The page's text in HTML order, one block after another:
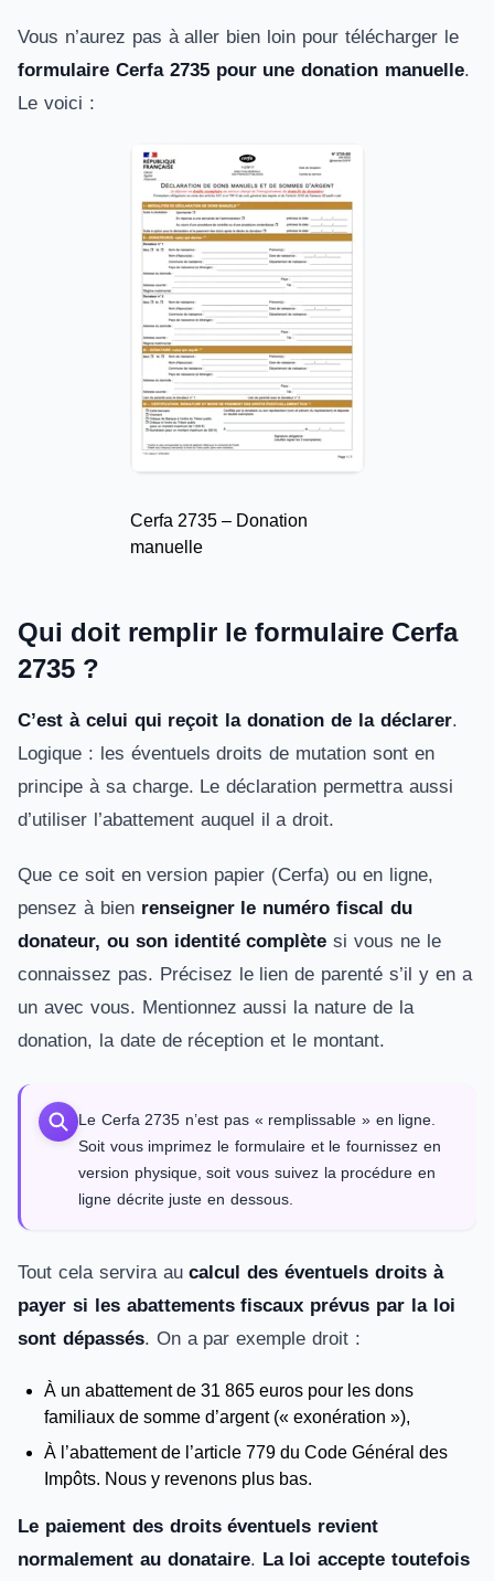
Vous n’aurez pas à aller bien loin pour télécharger le
formulaire Cerfa 2735 pour une donation manuelle.
Le voici :
Cerfa 2735 – Donation
manuelle
Qui doit remplir le formulaire Cerfa
2735 ?
C’est à celui qui reçoit la donation de la déclarer.
Logique : les éventuels droits de mutation sont en
principe à sa charge. Le déclaration permettra aussi
d’utiliser l’abattement auquel il a droit.
Que ce soit en version papier (Cerfa) ou en ligne,
pensez à bien renseigner le numéro fiscal du
donateur, ou son identité complètesi vous ne le
connaissez pas. Précisez le lien de parenté s’il y en a
un avec vous. Mentionnez aussi la nature de la
donation, la date de réception et le montant.
Le Cerfa 2735 n’est pas « remplissable » en ligne.
Soit vous imprimez le formulaire et le fournissez en
version physique, soit vous suivez la procédure en
ligne décrite juste en dessous.
Tout cela servira aucalcul des éventuels droits à
payer si les abattements fiscaux prévus par la loi
sont dépassés. On a par exemple droit :
À un abattement de 31 865 euros pour les dons
familiaux de somme d’argent (« exonération »),
À l’abattement de l’article 779 du Code Général des
Impôts. Nous y revenons plus bas.
Le paiement des droits éventuels revient
normalement au donataire. La loi accepte toutefois